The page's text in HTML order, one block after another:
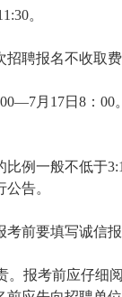
。
招聘报名不收取
月17日8：
例一般不低于
告。
前要填写诚信
。报考前应仔细